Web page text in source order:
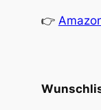
👉